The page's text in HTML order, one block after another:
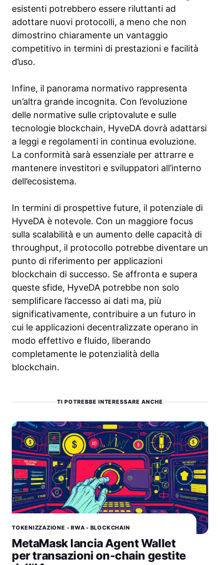
esistenti potrebbero essere riluttanti ad
adottare nuovi protocolli, a meno che non
dimostrino chiaramente un vantaggio
competitivo in termini di prestazioni e facilità
d’uso.
Infine, il panorama normativo rappresenta
un’altra grande incognita. Con l’evoluzione
delle normative sulle criptovalute e sulle
tecnologie blockchain, HyveDA dovrà adattarsi
a leggi e regolamenti in continua evoluzione.
La conformità sarà essenziale per attrarre e
mantenere investitori e sviluppatori all’interno
dell’ecosistema.
In termini di prospettive future, il potenziale di
HyveDA è notevole. Con un maggiore focus
sulla scalabilità e un aumento delle capacità di
throughput, il protocollo potrebbe diventare un
punto di riferimento per applicazioni
blockchain di successo. Se affronta e supera
queste sfide, HyveDA potrebbe non solo
semplificare l’accesso ai dati ma, più
significativamente, contribuire a un futuro in
cui le applicazioni decentralizzate operano in
modo effettivo e fluido, liberando
completamente le potenzialità della
blockchain.
TI POTREBBE INTERESSARE ANCHE
TOKENIZZAZIONE - RWA - BLOCKCHAIN
MetaMask lancia Agent Wallet
per transazioni on-chain gestite